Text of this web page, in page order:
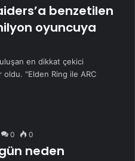
benzetilen
oyuncuya
en dikkat çekici
"Elden Ring ile ARC
0 0
neden